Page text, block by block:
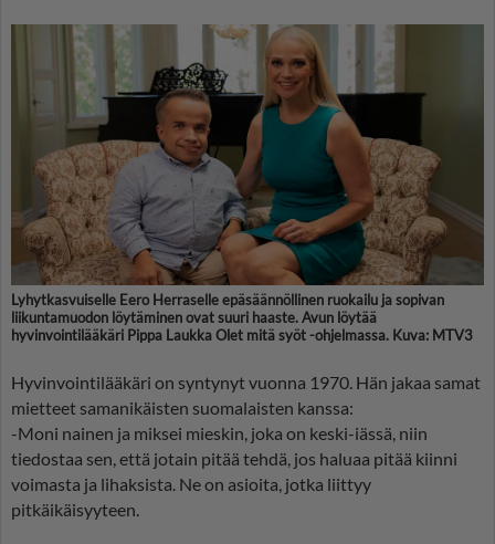
Lyhytkasvuiselle Eero Herraselle epäsäännöllinen ruokailu ja sopivan
liikuntamuodon löytäminen ovat suuri haaste. Avun löytää
hyvinvointilääkäri Pippa Laukka Olet mitä syöt -ohjelmassa. Kuva: MTV3
Hyvinvointilääkäri on syntynyt vuonna 1970. Hän jakaa samat
mietteet samanikäisten suomalaisten kanssa:
-Moni nainen ja miksei mieskin, joka on keski-iässä, niin
tiedostaa sen, että jotain pitää tehdä, jos haluaa pitää kiinni
voimasta ja lihaksista. Ne on asioita, jotka liittyy
pitkäikäisyyteen.